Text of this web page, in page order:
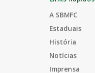
A SBMFC
Estaduais
História
Notícias
Imprensa